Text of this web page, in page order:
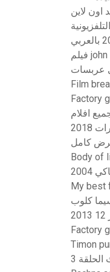
اون لاين
عربسات
Factory
Body of
كلوب
Factory
Timon
3